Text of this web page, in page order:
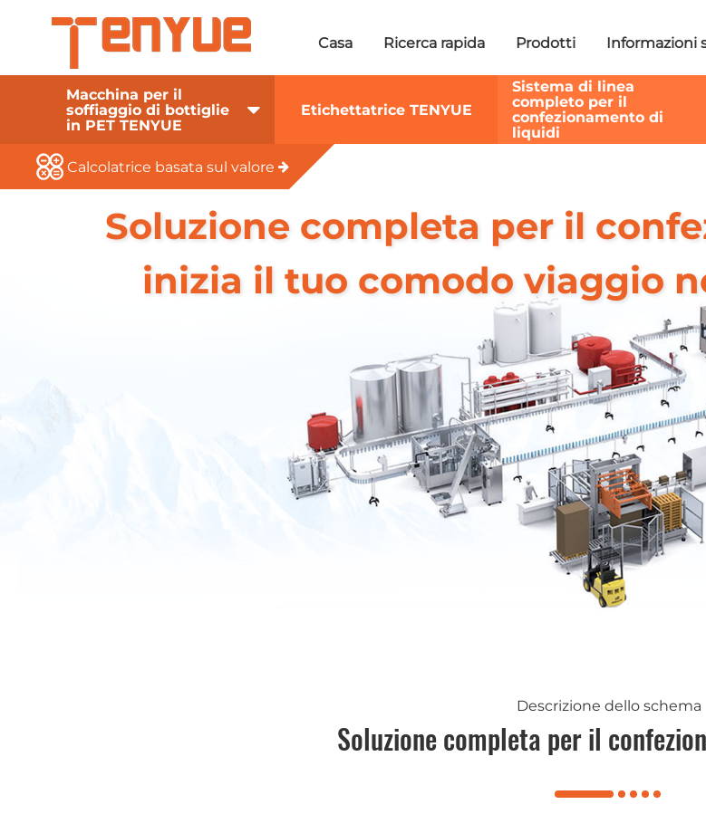
Casa Ricerca rapida Prodotti Informazioni
Macchina per il
soffiaggio di bottiglie
in PET TENYUE
Etichettatrice TENYUE
Sistema di linea
completo per il
confezionamento di
liquidi
Calcolatrice basata sul valore
Soluzione completa per il
inizia il tuo comodo viaggio
Descrizione dello schema
Soluzione completa per il